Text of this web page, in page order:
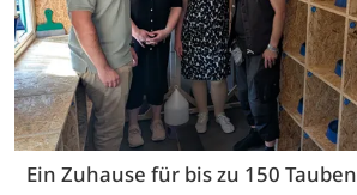
Ein Zuhause für bis zu 150 Tauben